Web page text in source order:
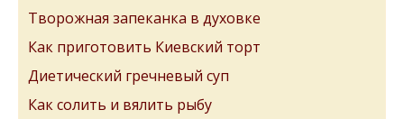
Творожная запеканка в духовке
Как приготовить Киевский торт
Диетический гречневый суп
Как солить и вялить рыбу